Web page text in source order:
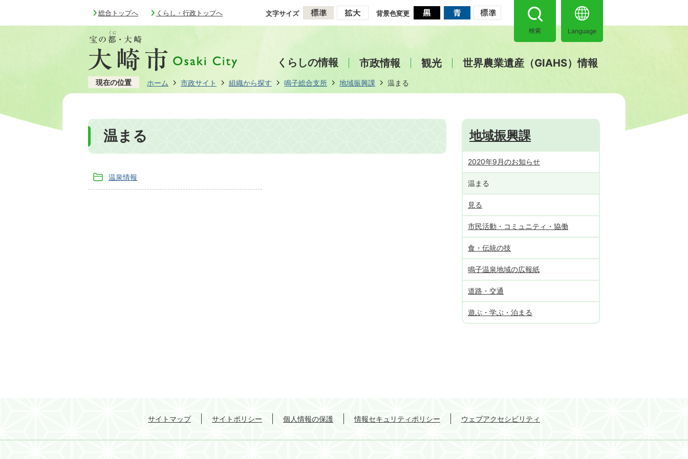
総合トップへ くらし・行政トップへ 文字サイズ 背景色変更
検索 Language
くらしの情報 市政情報 観光 世界農業遺産（GIAHS）情報
現在の位置 ホーム 市政サイト 組織から探す 鳴子総合支所 地域振興課 温まる
温まる
温泉情報
地域振興課
2020年9月のお知らせ
温まる
見る
市民活動・コミュニティ・協働
食・伝統の技
鳴子温泉地域の広報紙
道路・交通
遊ぶ・学ぶ・泊まる
サイトマップ サイトポリシー 個人情報の保護 情報セキュリティポリシー ウェブアクセシビリティ